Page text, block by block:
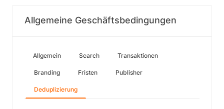
Allgemeine Geschäftsbedingungen
Allgemein Search Transaktionen
Branding Fristen Publisher
Deduplizierung